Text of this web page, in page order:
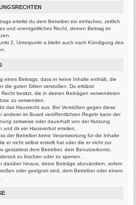
erteilst du dem Betreiber ein einfaches, zeitlich
und unentgeltliches Recht, deinen Beitrag im
2, Unterpunkt a bleibt auch nach Kündigung des
eines Beitrags, dass er keine Inhalte enthält, die
die guten Sitten verstoßen. Du erklärst
besitzt, die in deinen Beiträgen verwendeten
zu verwenden.
das Hausrecht aus. Bei Verstößen gegen diese
anderer im Board veröffentlichten Regeln kann der
zeitweise oder dauerhaft von der Nutzung
und dir ein Hausverbot erteilen.
der Betreiber keine Verantwortung für die Inhalte
er nicht selbst erstellt hat oder die er nicht zur
gestattest dem Betreiber, dein Benutzerkonto,
zu löschen oder zu sperren.
darüber hinaus, deine Beiträge abzuändern, sofern
oder geeignet sind, dem Betreiber oder einem